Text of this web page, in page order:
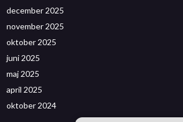
december 2025
november 2025
oktober 2025
juni 2025
maj 2025
april 2025
oktober 2024